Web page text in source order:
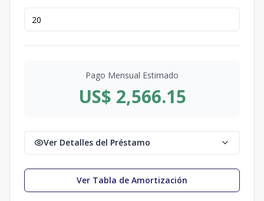
Pago Mensual Estimado
US$ 2,566.15
Ver Detalles del Préstamo
Ver Tabla de Amortización